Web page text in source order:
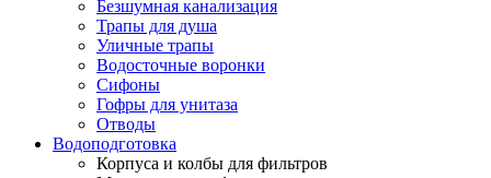
Безшумная канализация
Трапы для душа
Уличные трапы
Водосточные воронки
Сифоны
Гофры для унитаза
Отводы
Водоподготовка
Корпуса и колбы для фильтров